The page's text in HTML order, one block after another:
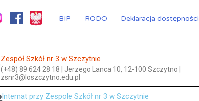
BIP RODO Deklaracja dostępności
Zespół Szkół nr 3 w Szczytnie
(+48) 89 624 28 18 | Jerzego Lanca 10, 12-100 Szczytno |
zsnr3@loszczytno.edu.pl
Internat przy Zespole Szkół nr 3 w Szczytnie